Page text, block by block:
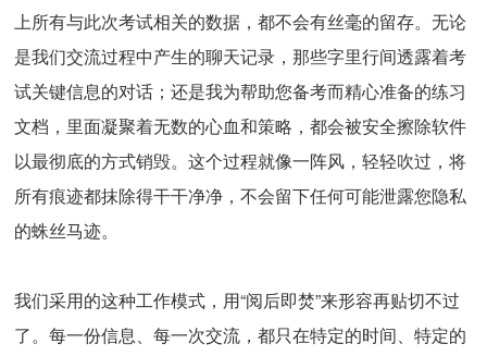
上所有与此次考试相关的数据，都不会有丝毫的留存。无论
是我们交流过程中产生的聊天记录，那些字里行间透露着考
试关键信息的对话；还是我为帮助您备考而精心准备的练习
文档，里面凝聚着无数的心血和策略，都会被安全擦除软件
以最彻底的方式销毁。这个过程就像一阵风，轻轻吹过，将
所有痕迹都抹除得干干净净，不会留下任何可能泄露您隐私
的蛛丝马迹。
我们采用的这种工作模式，用“阅后即焚”来形容再贴切不过
了。每一份信息、每一次交流，都只在特定的时间、特定的